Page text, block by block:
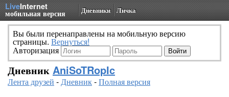
LiveInternet
мобильная версия Дневники Личка
Вы были перенаправлены на мобильную версию
страницы. Вернуться!
Авторизация
Дневник AniSoTRopIc
Лента друзей -Дневник-Полная версия